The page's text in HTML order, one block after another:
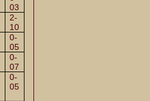
03
2-
10
0-
05
0-
07
0-
05